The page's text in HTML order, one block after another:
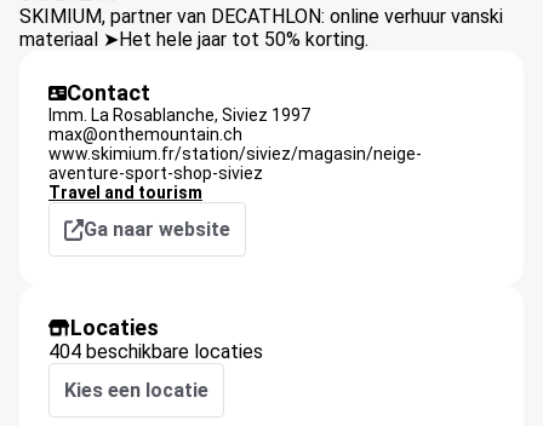
SKIMIUM, partner van DECATHLON: online verhuur vanski
materiaal ➤Het hele jaar tot 50% korting.
Contact
Imm. La Rosablanche, Siviez 1997
max@onthemountain.ch
www.skimium.fr/station/siviez/magasin/neige-
aventure-sport-shop-siviez
Travel and tourism
Ga naar website
Locaties
404 beschikbare locaties
Kies een locatie